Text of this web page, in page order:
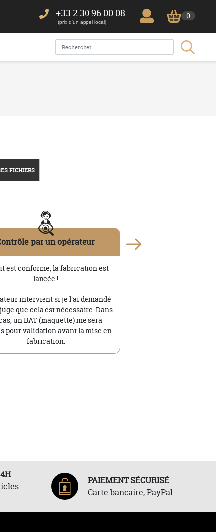
+33 2 30 96 00 08
(prix d'un appel local)
0
FICHIERS
par un opérateur
est conforme, la fabrication est
lancée !
intervient si je l'ai demandé
que cela est nécessaire. Dans
un BAT (maquette) me sera
pour validation avant la mise en
fabrication.
PAIEMENT SÉCURISÉ
Carte bancaire, PayPal...